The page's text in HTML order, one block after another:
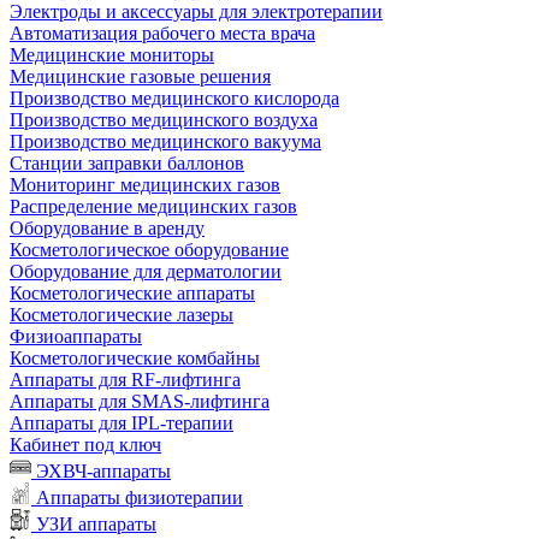
Электроды и аксессуары для электротерапии
Автоматизация рабочего места врача
Медицинские мониторы
Медицинские газовые решения
Производство медицинского кислорода
Производство медицинского воздуха
Производство медицинского вакуума
Станции заправки баллонов
Мониторинг медицинских газов
Распределение медицинских газов
Оборудование в аренду
Косметологическое оборудование
Оборудование для дерматологии
Косметологические аппараты
Косметологические лазеры
Физиоаппараты
Косметологические комбайны
Аппараты для RF-лифтинга
Аппараты для SMAS-лифтинга
Аппараты для IPL-терапии
Кабинет под ключ
ЭХВЧ-аппараты
Аппараты физиотерапии
УЗИ аппараты